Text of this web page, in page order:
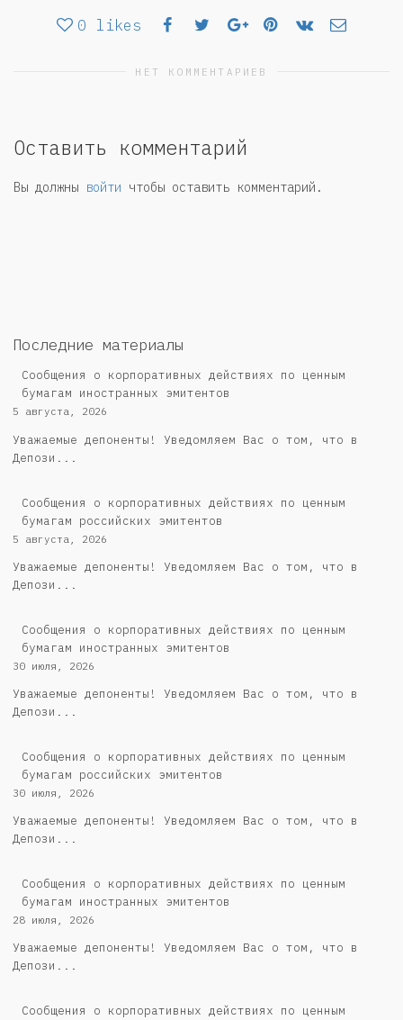
0 likes
НЕТ КОММЕНТАРИЕВ
Оставить комментарий
Вы должны войти чтобы оставить комментарий.
Последние материалы
Сообщения о корпоративных действиях по ценным
бумагам иностранных эмитентов
5 августа, 2026
Уважаемые депоненты! Уведомляем Вас о том, что в
Депози...
Cообщения о корпоративных действиях по ценным
бумагам российских эмитентов
5 августа, 2026
Уважаемые депоненты! Уведомляем Вас о том, что в
Депози...
Сообщения о корпоративных действиях по ценным
бумагам иностранных эмитентов
30 июля, 2026
Уважаемые депоненты! Уведомляем Вас о том, что в
Депози...
Cообщения о корпоративных действиях по ценным
бумагам российских эмитентов
30 июля, 2026
Уважаемые депоненты! Уведомляем Вас о том, что в
Депози...
Сообщения о корпоративных действиях по ценным
бумагам иностранных эмитентов
28 июля, 2026
Уважаемые депоненты! Уведомляем Вас о том, что в
Депози...
Cообщения о корпоративных действиях по ценным